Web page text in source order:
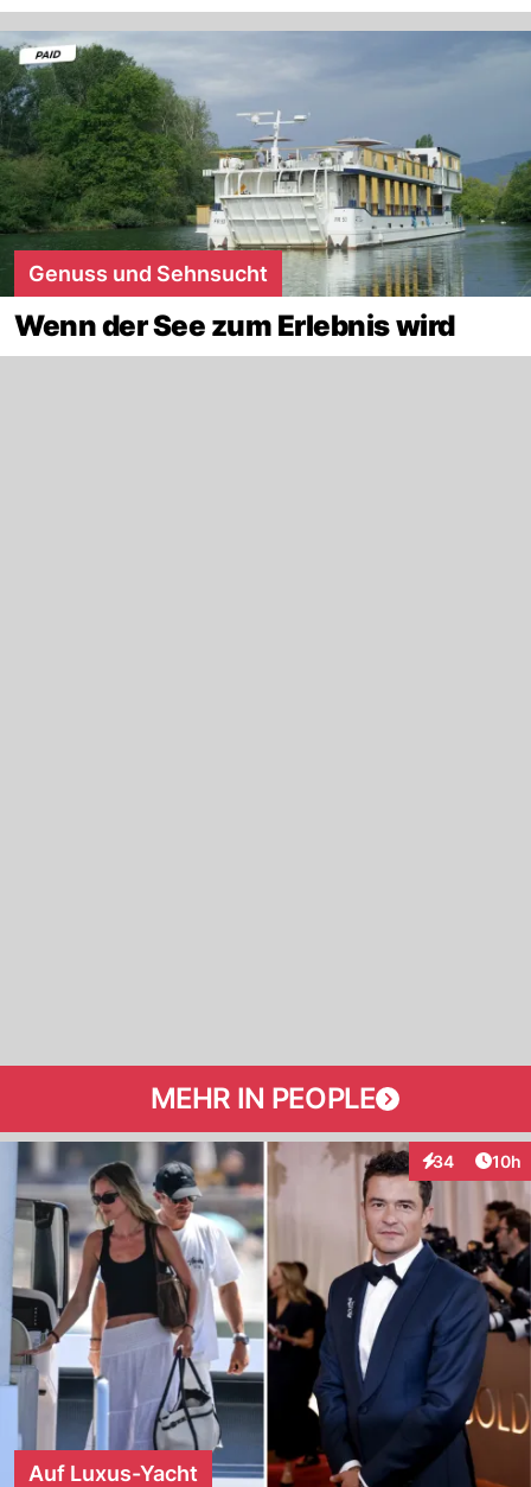
Genuss und Sehnsucht
Wenn der See zum Erlebnis wird
MEHR IN PEOPLE
34
Interaktionen
10h
Auf Luxus-Yacht